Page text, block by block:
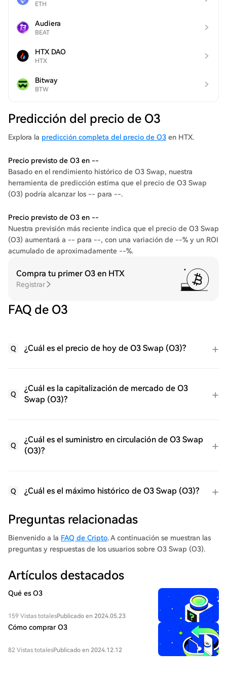
ETH
Audiera
BEAT
HTX DAO
HTX
Bitway
BTW
Predicción del precio de O3
Explora la predicción completa del precio de O3 en HTX.
Precio previsto de O3 en --
Basado en el rendimiento histórico de O3 Swap, nuestra
herramienta de predicción estima que el precio de O3 Swap
(O3) podría alcanzar los -- para --.
Precio previsto de O3 en --
Nuestra previsión más reciente indica que el precio de O3 Swap
(O3) aumentará a -- para --, con una variación de --% y un ROI
acumulado de aproximadamente --%.
Compra tu primer O3 en HTX
Registrar
FAQ de O3
Q ¿Cuál es el precio de hoy de O3 Swap (O3)?
Q
¿Cuál es la capitalización de mercado de O3
Swap (O3)?
Q
¿Cuál es el suministro en circulación de O3 Swap
(O3)?
Q ¿Cuál es el máximo histórico de O3 Swap (O3)?
Preguntas relacionadas
Bienvenido a la FAQ de Cripto. A continuación se muestran las
preguntas y respuestas de los usuarios sobre O3 Swap (O3).
Artículos destacados
Qué es O3
159 Vistas totalesPublicado en 2024.05.23
Cómo comprar O3
82 Vistas totalesPublicado en 2024.12.12